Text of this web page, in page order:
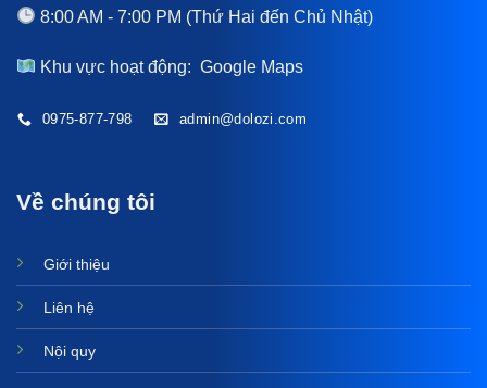
8:00 AM - 7:00 PM (Thứ Hai đến Chủ Nhật)
Khu vực hoạt động:Google Maps
0975-877-798 admin@dolozi.com
Về chúng tôi
Giới thiệu
Liên hệ
Nội quy